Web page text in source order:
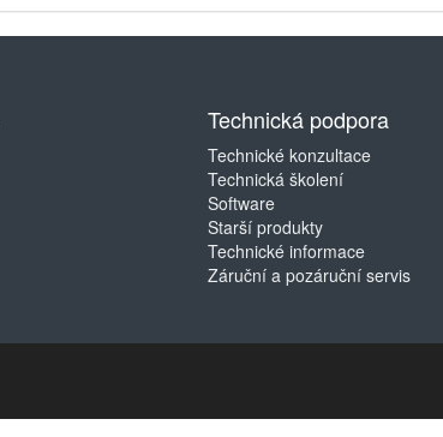
Technická podpora
Technické konzultace
Technická školení
Software
Starší produkty
Technické informace
Záruční a pozáruční servis